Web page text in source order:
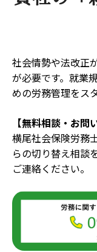
社会情勢や法改正
が必要です。就業
めの労務管理をス
【無料相談・お問
横尾社会保険労務
らの切り替え相談
ご連絡ください。